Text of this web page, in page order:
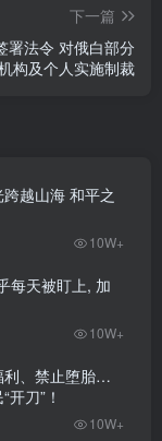
下一篇
署法令 对俄白部分
构及个人实施制裁
越山海 和平之
10W+
每天被盯上, 加
10W+
利、禁止堕胎…
刀”！
10W+